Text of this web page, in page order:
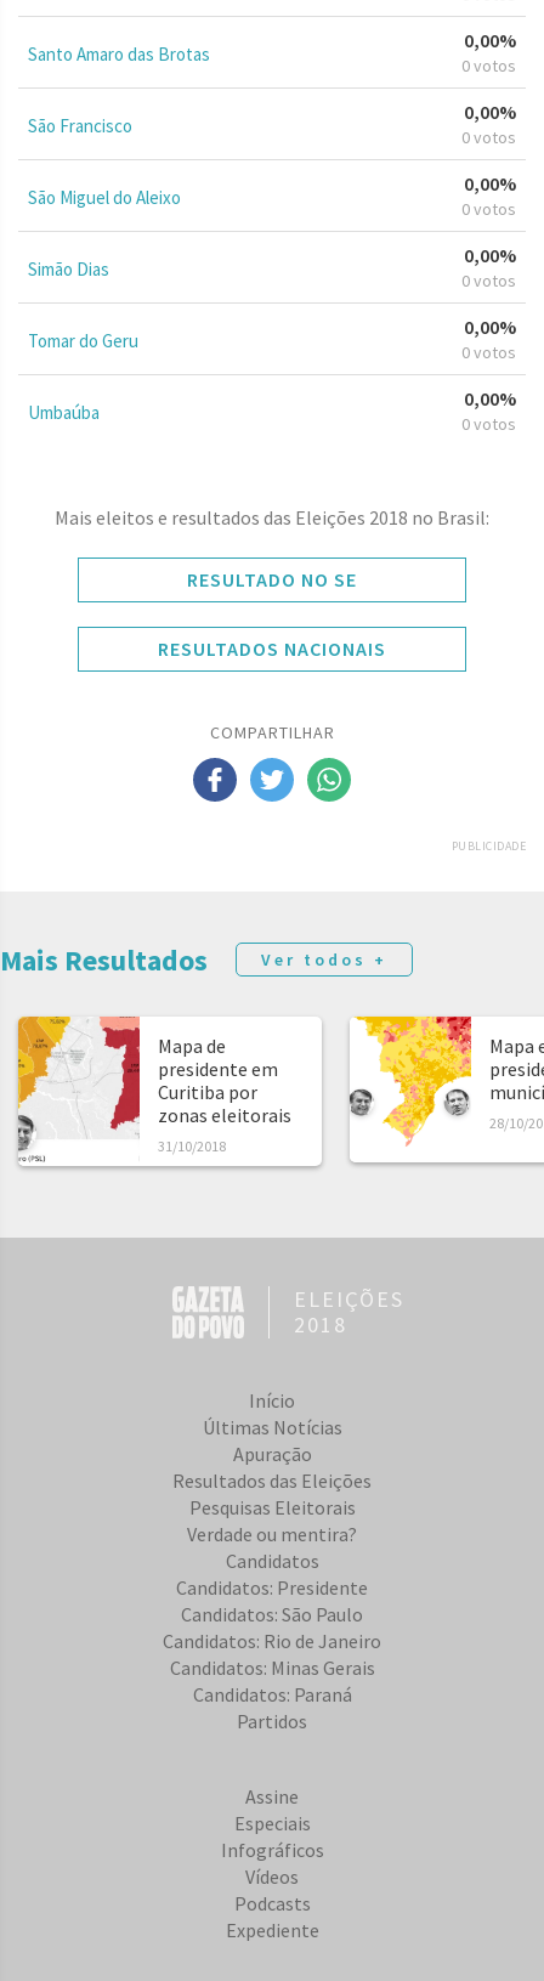
Santo Amaro das Brotas
0,00%
0 votos
São Francisco
0,00%
0 votos
São Miguel do Aleixo
0,00%
0 votos
Simão Dias
0,00%
0 votos
Tomar do Geru
0,00%
0 votos
Umbaúba
0,00%
0 votos
Mais eleitos e resultados das Eleições 2018 no Brasil:
RESULTADO NO SE
RESULTADOS NACIONAIS
COMPARTILHAR
PUBLICIDADE
Mais Resultados Ver todos +
Mapa de
presidente em
Curitiba por
zonas eleitorais
31/10/2018
Mapa
28/10/
ELEIÇÕES
2018
Início
Últimas Notícias
Apuração
Resultados das Eleições
Pesquisas Eleitorais
Verdade ou mentira?
Candidatos
Candidatos: Presidente
Candidatos: São Paulo
Candidatos: Rio de Janeiro
Candidatos: Minas Gerais
Candidatos: Paraná
Partidos
Assine
Especiais
Infográficos
Vídeos
Podcasts
Expediente